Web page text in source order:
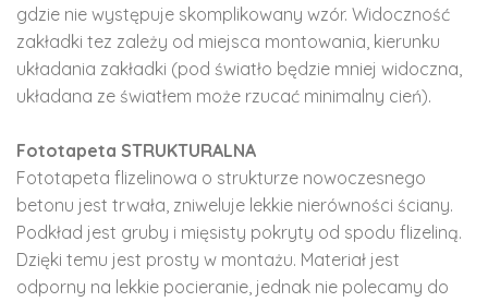
gdzie nie występuje skomplikowany wzór. Widoczność
zakładki tez zależy od miejsca montowania, kierunku
układania zakładki (pod światło będzie mniej widoczna,
układana ze światłem może rzucać minimalny cień).
Fototapeta STRUKTURALNA
Fototapeta flizelinowa o strukturze nowoczesnego
betonu jest trwała, zniweluje lekkie nierówności ściany.
Podkład jest gruby i mięsisty pokryty od spodu flizeliną.
Dzięki temu jest prosty w montażu. Materiał jest
odporny na lekkie pocieranie, jednak nie polecamy do